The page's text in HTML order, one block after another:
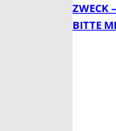
ZWECK
BITTE